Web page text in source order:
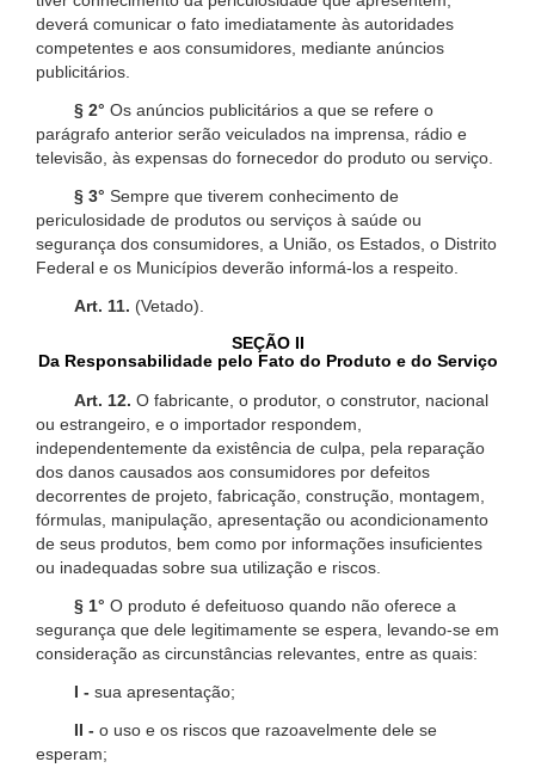
deverá comunicar o fato imediatamente às autoridades
competentes e aos consumidores, mediante anúncios
publicitários.
§ 2° Os anúncios publicitários a que se refere o
parágrafo anterior serão veiculados na imprensa, rádio e
televisão, às expensas do fornecedor do produto ou serviço.
§ 3° Sempre que tiverem conhecimento de
periculosidade de produtos ou serviços à saúde ou
segurança dos consumidores, a União, os Estados, o Distrito
Federal e os Municípios deverão informá-los a respeito.
Art. 11. (Vetado).
SEÇÃO II
Da Responsabilidade pelo Fato do Produto e do Serviço
Art. 12. O fabricante, o produtor, o construtor, nacional
ou estrangeiro, e o importador respondem,
independentemente da existência de culpa, pela reparação
dos danos causados aos consumidores por defeitos
decorrentes de projeto, fabricação, construção, montagem,
fórmulas, manipulação, apresentação ou acondicionamento
de seus produtos, bem como por informações insuficientes
ou inadequadas sobre sua utilização e riscos.
§ 1° O produto é defeituoso quando não oferece a
segurança que dele legitimamente se espera, levando-se em
consideração as circunstâncias relevantes, entre as quais:
I - sua apresentação;
II - o uso e os riscos que razoavelmente dele se
esperam;